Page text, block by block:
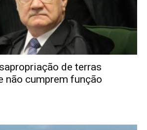
de terras
não cumprem função